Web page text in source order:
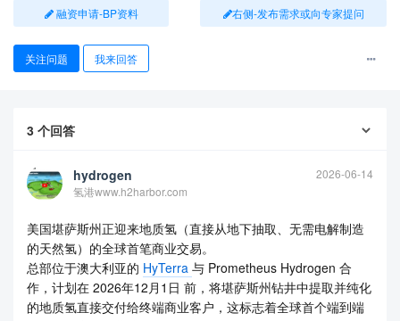
融资申请-BP资料 右侧-发布需求或向专家提问
关注问题 我来回答
3 个回答
hydrogen
2026-06-14
氢港www.h2harbor.com
美国堪萨斯州正迎来地质氢（直接从地下抽取、无需电解制造
的天然氢）的全球首笔商业交易。
总部位于澳大利亚的 HyTerra 与 Prometheus Hydrogen 合
作，计划在 2026年12月1日 前，将堪萨斯州钻井中提取并纯化
的地质氢直接交付给终端商业客户，这标志着全球首个端到端